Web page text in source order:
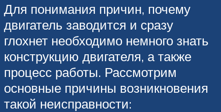
Для понимания причин, почему
двигатель заводится и сразу
глохнет необходимо немного знать
конструкцию двигателя, а также
процесс работы. Рассмотрим
основные причины возникновения
такой неисправности: